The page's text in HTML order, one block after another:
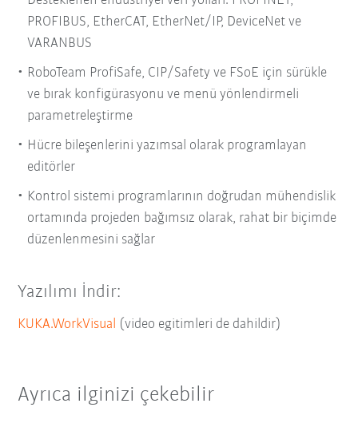
PROFIBUS, EtherCAT, EtherNet/IP, DeviceNet ve
VARANBUS
RoboTeam ProfiSafe, CIP/Safety ve FSoE için sürükle
ve bırak konfigürasyonu ve menü yönlendirmeli
parametreleştirme
Hücre bileşenlerini yazımsal olarak programlayan
editörler
Kontrol sistemi programlarının doğrudan mühendislik
ortamında projeden bağımsız olarak, rahat bir biçimde
düzenlenmesini sağlar
Yazılımı İndir:
KUKA.WorkVisual (video egitimleri de dahildir)
Ayrıca ilginizi çekebilir